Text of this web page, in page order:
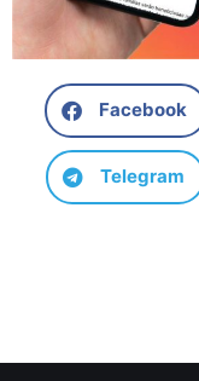
Facebook
Telegram